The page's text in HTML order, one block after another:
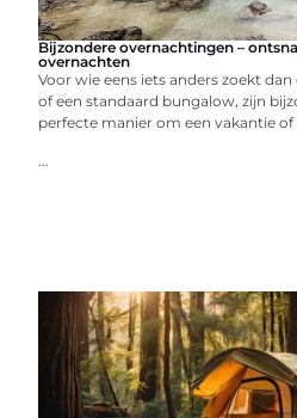
Bijzondere overnachtingen –
overnachten
Voor wie eens iets anders zoekt
of een standaard bungalow, zijn
perfecte manier om een vakantie
...